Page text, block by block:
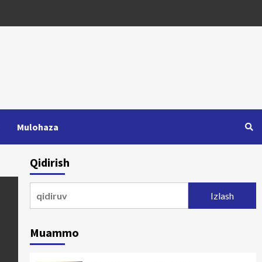
Mulohaza
Qidirish
Muammo